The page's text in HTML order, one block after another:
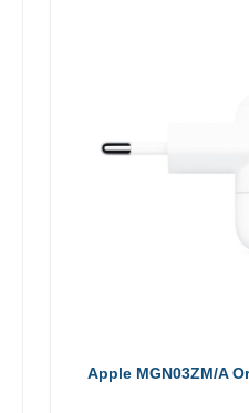
Apple MGN03ZM/A